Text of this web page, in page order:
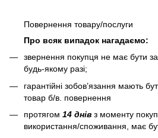
Повернення товару/послуги
Про всяк випадок нагадаємо:
звернення покупця не має бути
будь-якому разі;
гарантійні зобов’язання мають
товар б/в. повернення
протягом 14 днів з моменту
використання/споживання, має